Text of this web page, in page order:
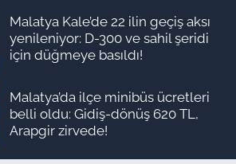
Malatya Kale’de 22 ilin geçiş aksı
yenileniyor: D-300 ve sahil şeridi
için düğmeye basıldı!
Malatya’da ilçe minibüs ücretleri
belli oldu: Gidiş-dönüş 620 TL,
Arapgir zirvede!